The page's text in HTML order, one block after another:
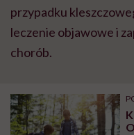
przypadku
leczenie objawowe i
chorób.